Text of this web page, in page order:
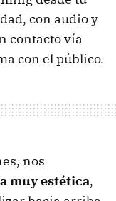
con audio y
contacto vía
con el público.
nos
muy estética,